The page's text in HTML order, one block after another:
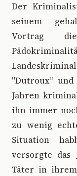
Der
seinem
Vortrag
"Dutroux“
Jahren
ihn immer
zu wenig
Situation
versorgte das
Täter in ihrem